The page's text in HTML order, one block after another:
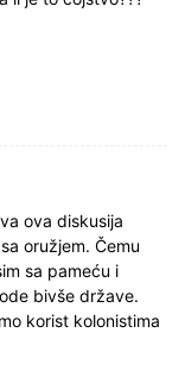
ova diskusija
oružjem. Čemu
sa pameću i
bivše države.
korist kolonistima